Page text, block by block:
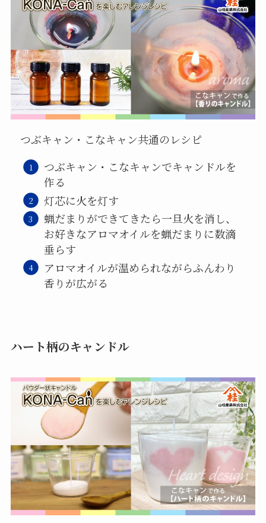
つぶキャン・こなキャン共通のレシピ
つぶキャン・こなキャンでキャンドルを
作る
灯芯に火を灯す
蝋だまりができてきたら一旦火を消し、
お好きなアロマオイルを蝋だまりに数滴
垂らす
アロマオイルが温められながらふんわり
香りが広がる
ハート柄のキャンドル